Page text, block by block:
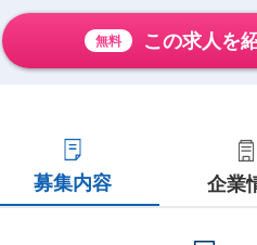
無料 この求人を
募集内容 企業